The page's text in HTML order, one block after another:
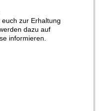
zur Erhaltung
dazu auf
informieren.